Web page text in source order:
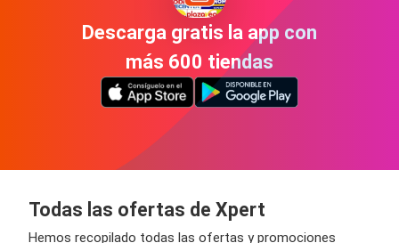
Descarga gratis la app con
más 600 tiendas
Todas las ofertas de Xpert
Hemos recopilado todas las ofertas y promociones